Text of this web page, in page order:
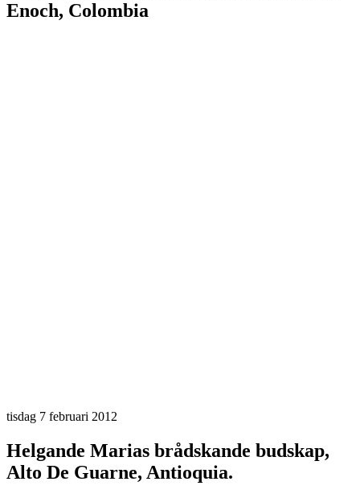
Enoch, Colombia
tisdag 7 februari 2012
Helgande Marias brådskande budskap,
Alto De Guarne, Antioquia.